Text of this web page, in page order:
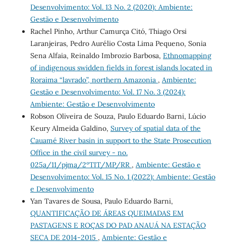
Desenvolvimento: Vol. 13 No. 2 (2020): Ambiente:
Gestão e Desenvolvimento
Rachel Pinho, Arthur Camurça Citó, Thiago Orsi
Laranjeiras, Pedro Aurélio Costa Lima Pequeno, Sonia
Sena Alfaia, Reinaldo Imbrozio Barbosa, Ethnomapping
of indigenous swidden fields in forest islands located in
Roraima “lavrado”, northern Amazonia , Ambiente:
Gestão e Desenvolvimento: Vol. 17 No. 3 (2024):
Ambiente: Gestão e Desenvolvimento
Robson Oliveira de Souza, Paulo Eduardo Barni, Lúcio
Keury Almeida Galdino, Survey of spatial data of the
Cauamé River basin in support to the State Prosecution
Office in the civil survey - no.
025a/11/pjma/2ºTIT/MP/RR , Ambiente: Gestão e
Desenvolvimento: Vol. 15 No. 1 (2022): Ambiente: Gestão
e Desenvolvimento
Yan Tavares de Sousa, Paulo Eduardo Barni,
QUANTIFICAÇÃO DE ÁREAS QUEIMADAS EM
PASTAGENS E ROÇAS DO PAD ANAUÁ NA ESTAÇÃO
SECA DE 2014-2015 , Ambiente: Gestão e